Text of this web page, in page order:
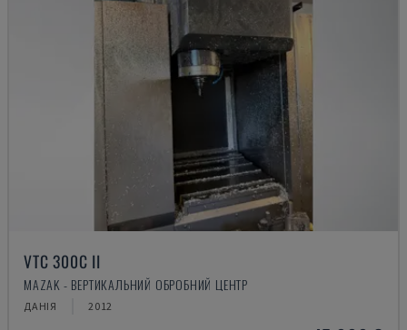
VTC 300C II
MAZAK - ВЕРТИКАЛЬНИЙ ОБРОБНИЙ ЦЕНТР
ДАНІЯ 2012